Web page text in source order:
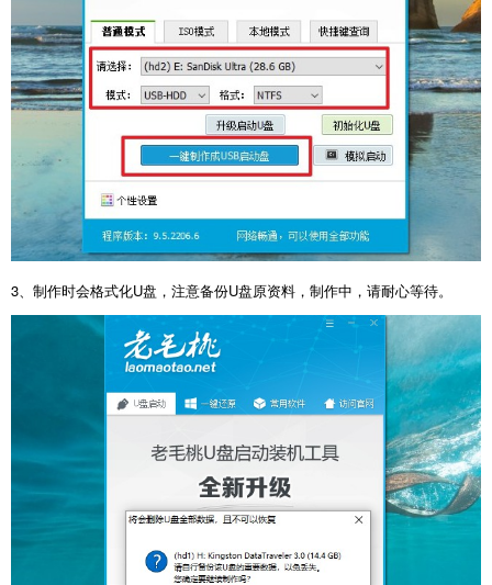
3、制作时会格式化U盘，注意备份U盘原资料，制作中，请耐心等待。